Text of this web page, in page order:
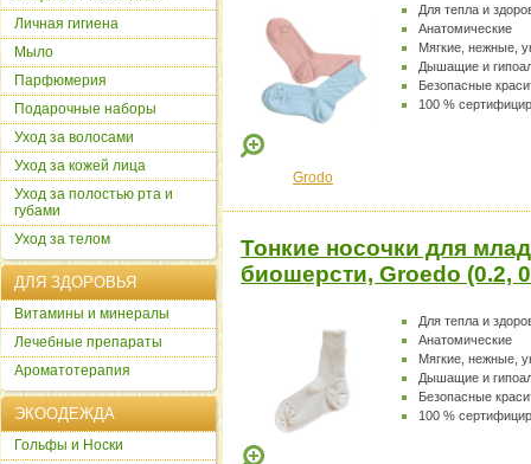
Для тепла и
Анатомические
Мягкие, нежные,
Дышащие и
Безопасные
100 %
Grodo
Тонкие носочки для
биошерсти, Groedo (0.2,
Для тепла и
Анатомические
Мягкие, нежные,
Дышащие и
Безопасные
100 %
Личная гигиена
Мыло
Парфюмерия
Подарочные наборы
Уход за волосами
Уход за кожей лица
Уход за полостью рта и
губами
Уход за телом
ДЛЯ ЗДОРОВЬЯ
Витамины и минералы
Лечебные препараты
Ароматотерапия
ЭКООДЕЖДА
Гольфы и Носки